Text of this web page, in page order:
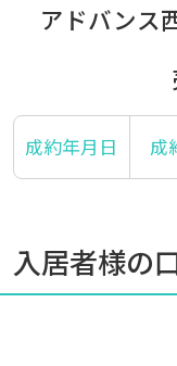
アドバンス
成約年月日 成
入居者様の